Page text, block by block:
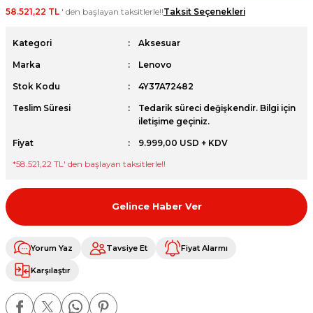
58.521,22 TL ' den başlayan taksitlerle!!Taksit Seçenekleri
Kategori Aksesuar
Marka Lenovo
Stok Kodu 4Y37A72482
Teslim Süresi
Tedarik süreci değişkendir. Bilgi için
iletişime geçiniz.
Fiyat
9.999,00 USD + KDV
*58.521,22 TL' den başlayan taksitlerle!!
Gelince Haber Ver
Yorum Yaz Tavsiye Et Fiyat Alarmı
Karşılaştır